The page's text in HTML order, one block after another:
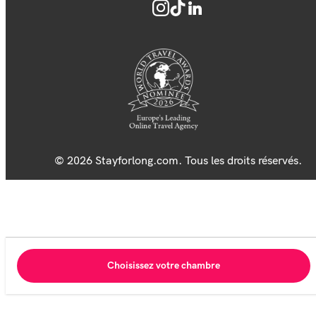
© 2026 Stayforlong.com. Tous les droits réservés.
Choisissez votre chambre